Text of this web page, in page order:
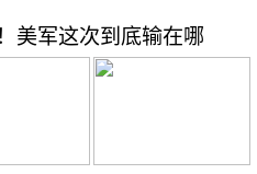
美军这次到底输在哪